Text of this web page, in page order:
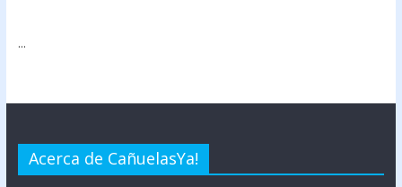
...
Acerca de CañuelasYa!